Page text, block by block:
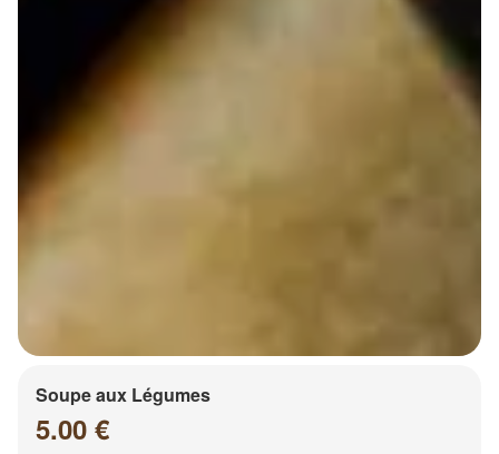
Soupe aux Légumes
5.00 €